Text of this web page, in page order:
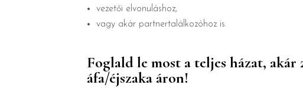
vezetői elvonuláshoz,
vagy akár partnertalálkozóhoz is.
Foglald le most a teljes házat, akár
áfa/éjszaka áron!